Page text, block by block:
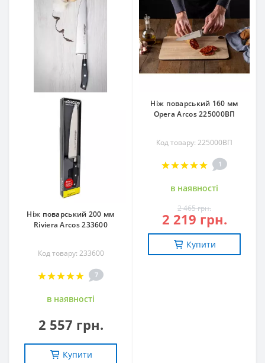
Ніж поварський 200 мм
Riviera Arcos 233600
Код товару: 233600
7
в наявностi
2 557 грн.
Купити
Ніж поварський 160 мм
Opera Arcos 225000ВП
Код товару: 225000ВП
1
в наявностi
2 465 грн.
2 219 грн.
Купити